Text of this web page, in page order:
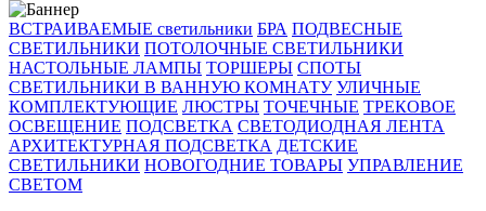
ВСТРАИВАЕМЫЕ светильники БРА ПОДВЕСНЫЕ
СВЕТИЛЬНИКИ ПОТОЛОЧНЫЕ СВЕТИЛЬНИКИ
НАСТОЛЬНЫЕ ЛАМПЫ ТОРШЕРЫ СПОТЫ
СВЕТИЛЬНИКИ В ВАННУЮ КОМНАТУ УЛИЧНЫЕ
КОМПЛЕКТУЮЩИЕ ЛЮСТРЫ ТОЧЕЧНЫЕ ТРЕКОВОЕ
ОСВЕЩЕНИЕ ПОДСВЕТКА СВЕТОДИОДНАЯ ЛЕНТА
АРХИТЕКТУРНАЯ ПОДСВЕТКА ДЕТСКИЕ
СВЕТИЛЬНИКИ НОВОГОДНИЕ ТОВАРЫ УПРАВЛЕНИЕ
СВЕТОМ